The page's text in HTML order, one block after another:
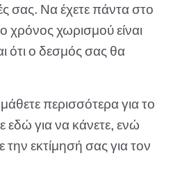
σας. Να έχετε πάντα στο
χρόνος χωρισμού είναι
ότι ο δεσμός σας θα
μάθετε περισσότερα για το
εδώ για να κάνετε, ενώ
εκτίμησή σας για τον